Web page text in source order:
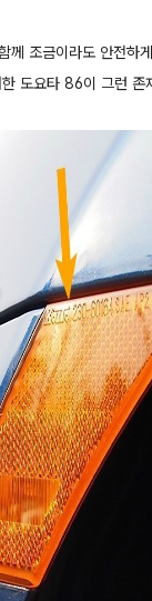
께 조금이라도 안전하
도요타 86이 그런 존